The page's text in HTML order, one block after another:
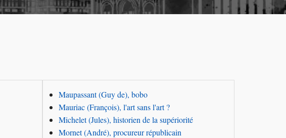
Maupassant (Guy de), bobo
Mauriac (François), l'art sans l'art ?
Michelet (Jules), historien de la supériorité
Mornet (André), procureur républicain